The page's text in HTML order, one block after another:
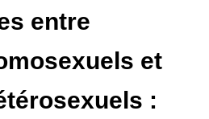
entre
et
: